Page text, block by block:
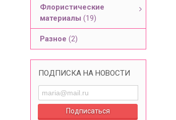
Флористические
материалы (19)
Разное (2)
ПОДПИСКА НА НОВОСТИ